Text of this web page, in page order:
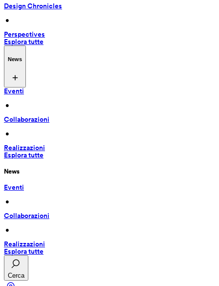
Design Chronicles
•
Perspectives
Esplora tutte
News
Eventi
•
Collaborazioni
•
Realizzazioni
Esplora tutte
News
Eventi
•
Collaborazioni
•
Realizzazioni
Esplora tutte
Cerca